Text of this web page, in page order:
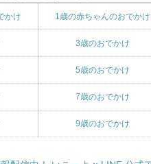
かけ 1歳の赤ちゃんのおでかけ
3歳のおでかけ
5歳のおでかけ
7歳のおでかけ
9歳のおでかけ